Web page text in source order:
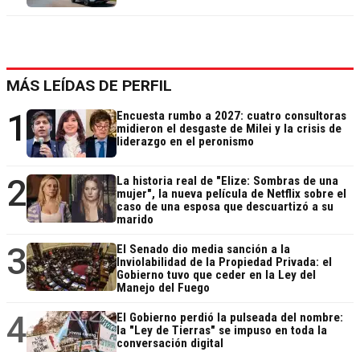
MÁS LEÍDAS DE PERFIL
1
Encuesta rumbo a 2027: cuatro consultoras
midieron el desgaste de Milei y la crisis de
liderazgo en el peronismo
2
La historia real de "Elize: Sombras de una
mujer", la nueva película de Netflix sobre el
caso de una esposa que descuartizó a su
marido
3
El Senado dio media sanción a la
Inviolabilidad de la Propiedad Privada: el
Gobierno tuvo que ceder en la Ley del
Manejo del Fuego
4
El Gobierno perdió la pulseada del nombre:
la "Ley de Tierras" se impuso en toda la
conversación digital